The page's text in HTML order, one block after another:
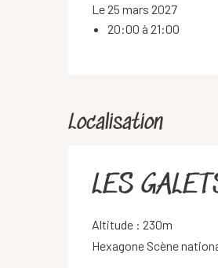
Le 25 mars 2027
20:00 à 21:00
Localisation
LES
Altitude : 230m
Hexagone Scène